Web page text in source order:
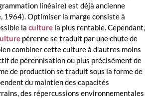
linéaire) est déjà ancienne
1964). Optimiser la marge consiste à
laculture la plus rentable. Cependant,
pérenne se traduit par une chute de
combiner cette culture à d'autres moins
de pérennisation ou plus précisément de
de production se traduit sous la forme de
du maintien des capacités
des répercussions environnementales